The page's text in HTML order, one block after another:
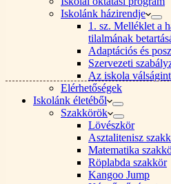
Iskolánk házirendje
1. sz. Melléklet a
tilalmának
Adaptációs és
Szervezeti
Az iskola
Elérhetőségek
Iskolánk életéből
Szakkörök
Lövészkör
Asztalitenisz
Matematika
Röplabda szakkör
Kangoo Jump